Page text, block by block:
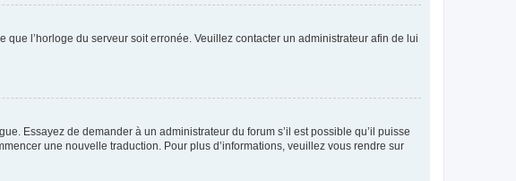
l’horloge du serveur soit erronée. Veuillez contacter un administrateur afin de lui
Essayez de demander à un administrateur du forum s’il est possible qu’il puisse
une nouvelle traduction. Pour plus d’informations, veuillez vous rendre sur